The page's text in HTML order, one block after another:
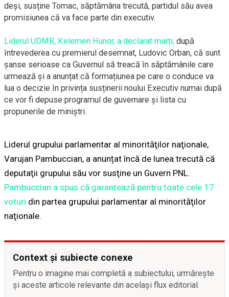
deși, susține Tomac, săptămâna trecută, partidul său avea
promisiunea că va face parte din executiv.
Liderul UDMR, Kelemen Hunor, a declarat marți, după
întrevederea cu premierul desemnat, Ludovic Orban, că sunt
șanse serioase ca Guvernul să treacă în săptămânile care
urmează și a anunțat că formațiunea pe care o conduce va
lua o decizie în privința susținerii noului Executiv numai după
ce vor fi depuse programul de guvernare și lista cu
propunerile de miniștri.
Liderul grupului parlamentar al minorităţilor naţionale,
Varujan Pambuccian, a anunțat încă de lunea trecută că
deputaţii grupului său vor susţine un Guvern PNL.
Pambuccian a spus că garantează pentru toate cele 17
voturi din partea grupului parlamentar al minorităţilor
naţionale.
Context și subiecte conexe
Pentru o imagine mai completă a subiectului, urmărește
și aceste articole relevante din același flux editorial.